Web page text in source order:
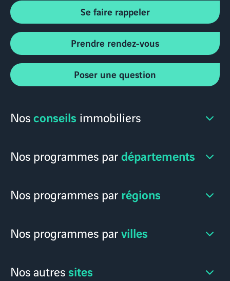
Se faire rappeler
Prendre rendez-vous
Poser une question
Nosconseils immobiliers
Nos programmes pardépartements
Nos programmes par régions
Nos programmes parvilles
Nos autressites